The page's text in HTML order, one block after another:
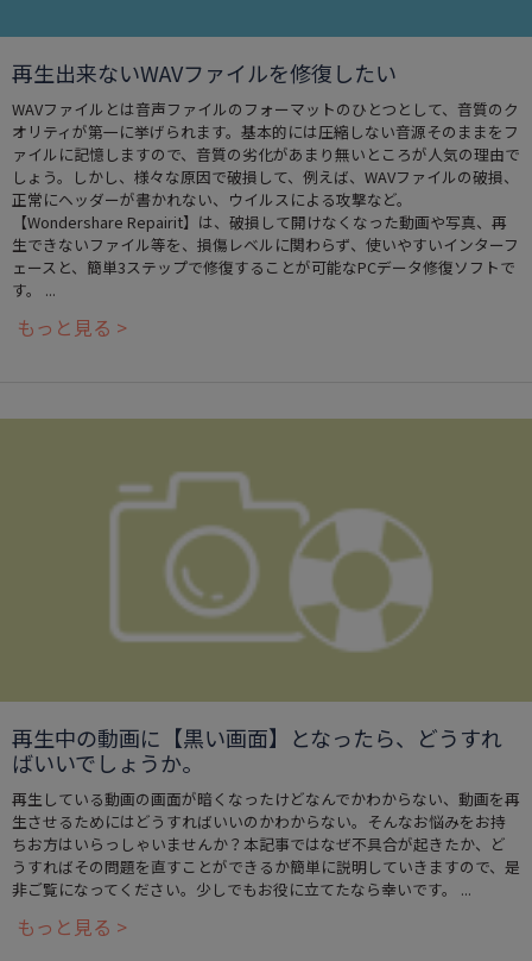
再生出来ないWAVファイルを修復したい
WAVファイルとは音声ファイルのフォーマットのひとつとして、音質のク
オリティが第一に挙げられます。基本的には圧縮しない音源そのままをフ
ァイルに記憶しますので、音質の劣化があまり無いところが人気の理由で
しょう。しかし、様々な原因で破損して、例えば、WAVファイルの破損、
正常にヘッダーが書かれない、ウイルスによる攻撃など。
【Wondershare Repairit】は、破損して開けなくなった動画や写真、再
生できないファイル等を、損傷レベルに関わらず、使いやすいインターフ
ェースと、簡単3ステップで修復することが可能なPCデータ修復ソフトで
す。 ...
もっと見る >
再生中の動画に【黒い画面】となったら、どうすれ
ばいいでしょうか。
再生している動画の画面が暗くなったけどなんでかわからない、動画を再
生させるためにはどうすればいいのかわからない。そんなお悩みをお持
ちお方はいらっしゃいませんか？本記事ではなぜ不具合が起きたか、ど
うすればその問題を直すことができるか簡単に説明していきますので、是
非ご覧になってください。少しでもお役に立てたなら幸いです。 ...
もっと見る >